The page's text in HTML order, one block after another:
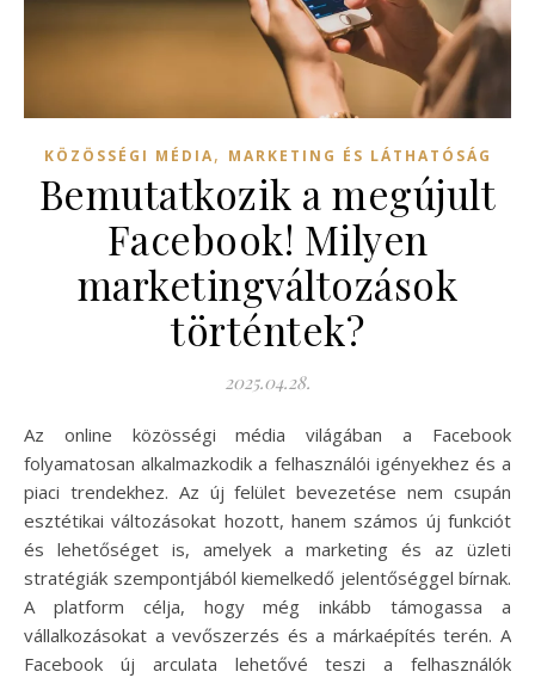
KÖZÖSSÉGI MÉDIA, MARKETING ÉS LÁTHATÓSÁG
Bemutatkozik a megújult
Facebook! Milyen
marketingváltozások
történtek?
2025.04.28.
Az online közösségi média világában a Facebook
folyamatosan alkalmazkodik a felhasználói igényekhez és a
piaci trendekhez. Az új felület bevezetése nem csupán
esztétikai változásokat hozott, hanem számos új funkciót
és lehetőséget is, amelyek a marketing és az üzleti
stratégiák szempontjából kiemelkedő jelentőséggel bírnak.
A platform célja, hogy még inkább támogassa a
vállalkozásokat a vevőszerzés és a márkaépítés terén. A
Facebook új arculata lehetővé teszi a felhasználók